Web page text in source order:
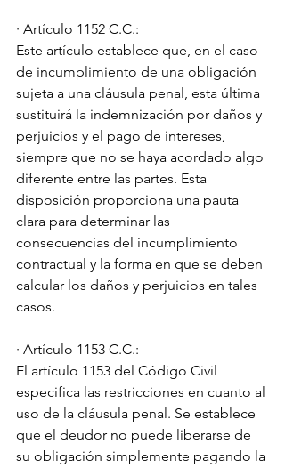
· Artículo 1152 C.C.:
Este artículo establece que, en el caso
de incumplimiento de una obligación
sujeta a una cláusula penal, esta última
sustituirá la indemnización por daños y
perjuicios y el pago de intereses,
siempre que no se haya acordado algo
diferente entre las partes. Esta
disposición proporciona una pauta
clara para determinar las
consecuencias del incumplimiento
contractual y la forma en que se deben
calcular los daños y perjuicios en tales
casos.
· Artículo 1153 C.C.:
El artículo 1153 del Código Civil
especifica las restricciones en cuanto al
uso de la cláusula penal. Se establece
que el deudor no puede liberarse de
su obligación simplemente pagando la